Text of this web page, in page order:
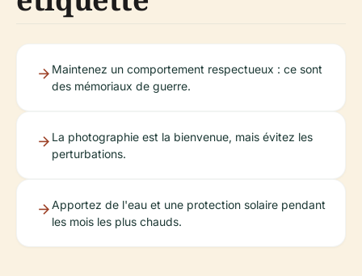
Maintenez un comportement respectueux : ce sont
des mémoriaux de guerre.
La photographie est la bienvenue, mais évitez les
perturbations.
Apportez de l'eau et une protection solaire pendant
les mois les plus chauds.